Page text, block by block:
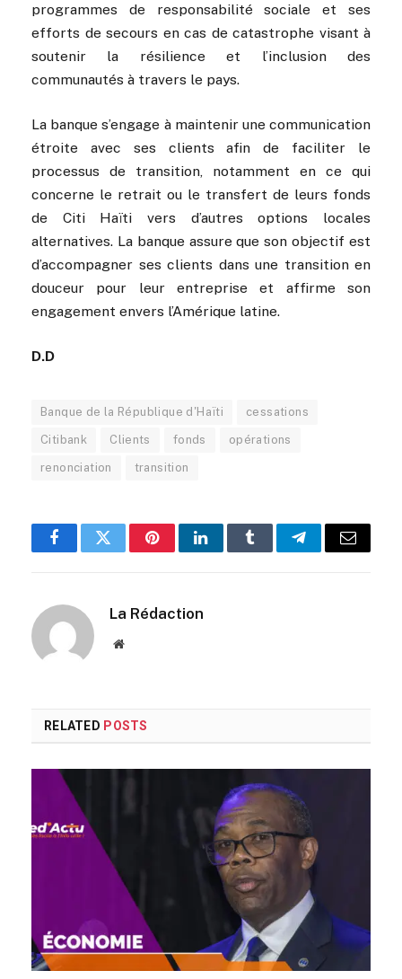
programmes de responsabilité sociale et ses
efforts de secours en cas de catastrophe visant à
soutenir la résilience et l’inclusion des
communautés à travers le pays.
La banque s’engage à maintenir une communication
étroite avec ses clients afin de faciliter le
processus de transition, notamment en ce qui
concerne le retrait ou le transfert de leurs fonds
de Citi Haïti vers d’autres options locales
alternatives. La banque assure que son objectif est
d’accompagner ses clients dans une transition en
douceur pour leur entreprise et affirme son
engagement envers l’Amérique latine.
D.D
Banque de la République d'Haïti cessations
Citibank Clients fonds opérations
renonciation transition
FacebookTwitterPinterestLinkedInTumblrTelegramEmail
La Rédaction
Website
RELATED POSTS